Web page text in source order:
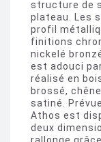
structure de
plateau. Les
profil
finitions
nickelé
est adouci
réalisé en
brossé,
satiné.
Athos est
deux
rallonge